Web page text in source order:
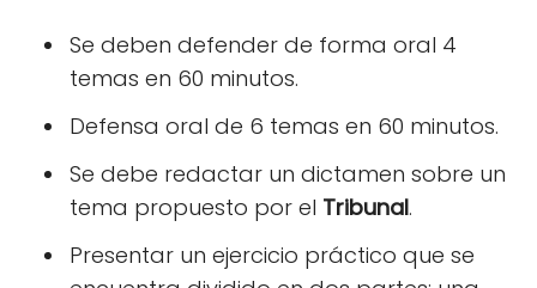
Se deben defender de forma oral 4
temas en 60 minutos.
Defensa oral de 6 temas en 60 minutos.
Se debe redactar un dictamen sobre un
tema propuesto por el Tribunal.
Presentar un ejercicio práctico que se